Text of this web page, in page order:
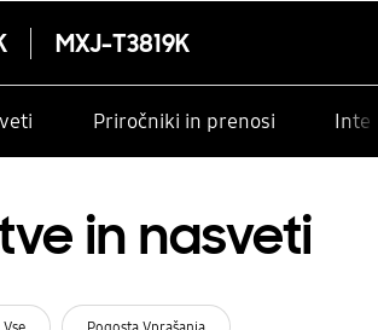
MXJ-T3819K
Priročniki in prenosi
in nasveti